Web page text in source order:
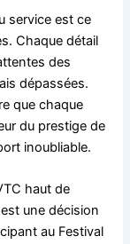
service est ce
Chaque détail
des
dépassées.
que chaque
du prestige de
inoubliable.
haut de
une décision
au Festival